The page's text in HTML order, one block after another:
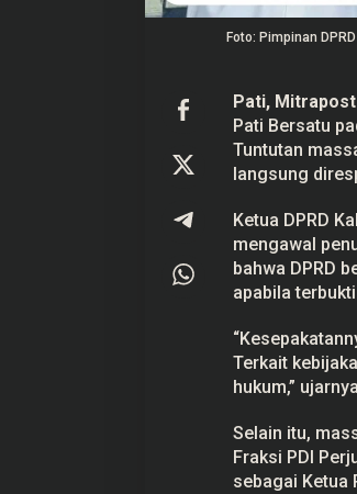
o
t
a
n
s
u
s
k
D
i
g
a
n
Foto: Pimpinan
Pati,
Pati Bersatu
Tuntutan
langsung
Ketua DPRD
mengawal
bahwa DPRD
apabila
Terkait
hukum,”
Selain itu,
Fraksi PDI
sebagai Ketua
Prabowo Akan Pidato di Sidang
PBB: Seperti Mengulang Sejarah
22 September 2025 Di